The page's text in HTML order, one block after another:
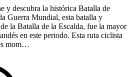
y descubra la histórica Batalla de
Guerra Mundial, esta batalla y
la Batalla de la Escalda, fue la mayor
en este periodo. Esta ruta ciclista
mom…